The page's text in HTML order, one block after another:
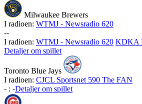
Milwaukee Brewers
I radioen: WTMJ - Newsradio 620
--
I radioen: WTMJ - Newsradio 620 KDKA
Detaljer om spillet
Toronto Blue Jays
I radioen: CJCL Sportsnet 590 The FAN
- : -Detaljer om spillet